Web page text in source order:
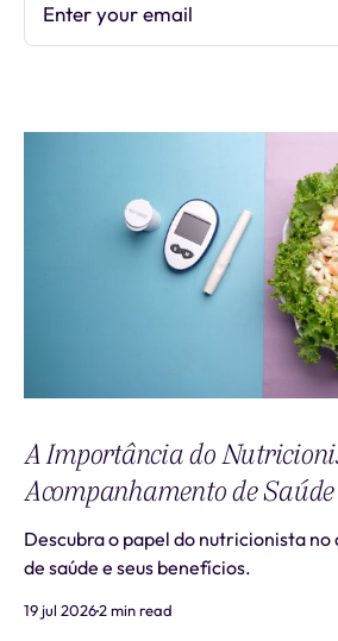
Enter your email
A Importância do
Acompanhamento de Saúde
Descubra o papel do nutricionista
de saúde e seus benefícios.
19 jul 20262 min read